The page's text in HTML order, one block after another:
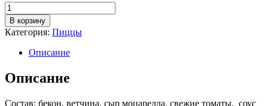
Количество
товара
Пицца
"Карбонара"
40
см)
В корзину
Категория: Пиццы
Описание
Описание
Состав: бекон, ветчина, сыр моцарелла, свежие томаты, соус